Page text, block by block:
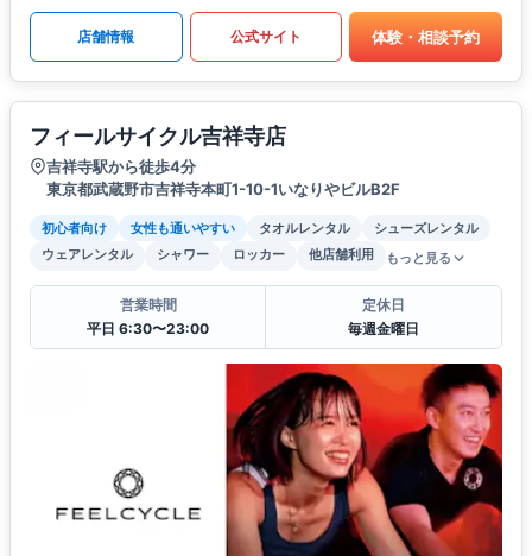
店舗情報 公式サイト 体験・相談予約
フィールサイクル吉祥寺店
吉祥寺駅から徒歩4分
東京都武蔵野市吉祥寺本町1-10-1いなりやビルB2F
初心者向け 女性も通いやすい タオルレンタル
シューズレンタル
ウェアレンタル
シャワー ロッカー 他店舗利用 もっと見る
営業時間
平日 6:30〜23:00
定休日
毎週金曜日